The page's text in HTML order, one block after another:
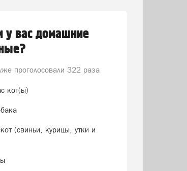
у вас домашние
проголосовали 322 раза
кот(ы)
(свиньи, курицы, утки и